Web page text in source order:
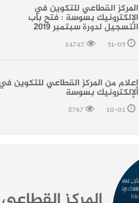
المركز القطاعي للتكوين في
الإلكترونيك بسوسة : فتح باب
التسجيل لدورة سبتمبر 2019
إعلام من المركز القطاعي للتكوين
الإلكترونيك بسوسة